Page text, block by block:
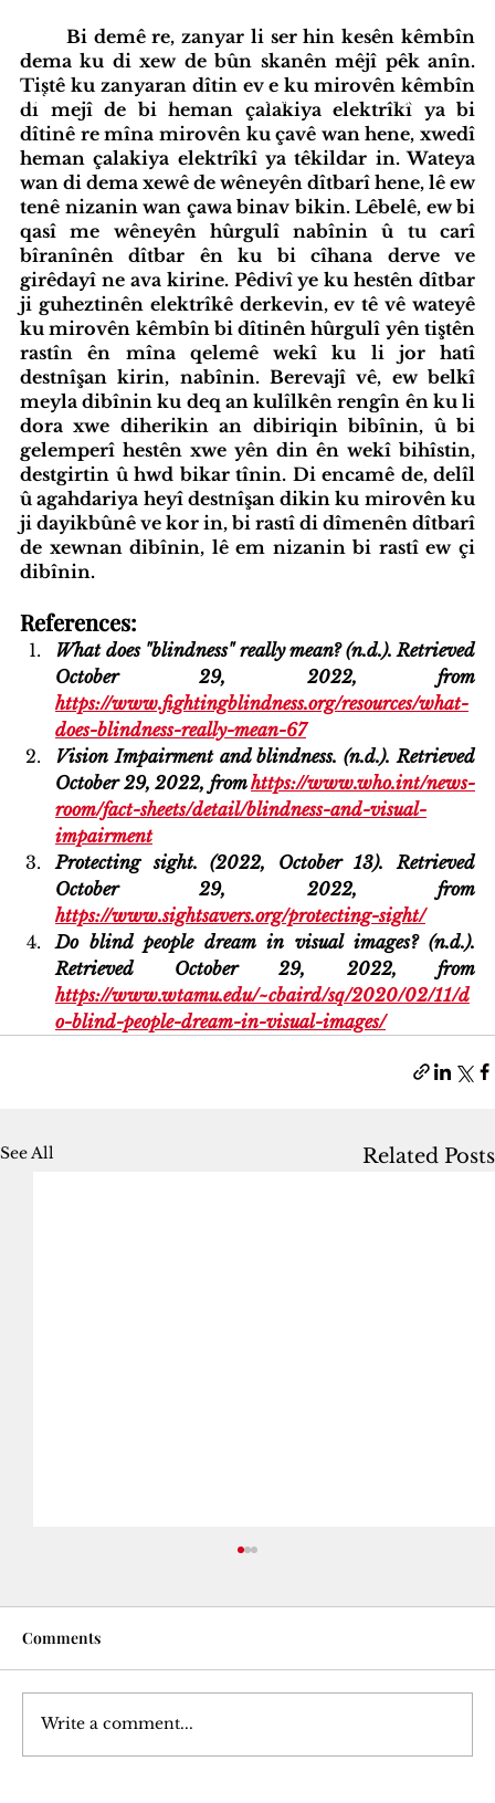
Bi demê re, zanyar li ser hin kesên kêmbîn
dema ku di xew de bûn skanên mêjî pêk anîn.
Tiştê ku zanyaran dîtin ev e ku mirovên kêmbîn
di mejî de bi heman çalakiya elektrîkî ya bi
dîtinê re mîna mirovên ku çavê wan hene, xwedî
heman çalakiya elektrîkî ya têkildar in. Wateya
wan di dema xewê de wêneyên dîtbarî hene, lê ew
tenê nizanin wan çawa binav bikin. Lêbelê, ew bi
qasî me wêneyên hûrgulî nabînin û tu carî
bîranînên dîtbar ên ku bi cîhana derve ve
girêdayî ne ava kirine. Pêdivî ye ku hestên dîtbar
ji guheztinên elektrîkê derkevin, ev tê vê wateyê
ku mirovên kêmbîn bi dîtinên hûrgulî yên tiştên
rastîn ên mîna qelemê wekî ku li jor hatî
destnîşan kirin, nabînin. Berevajî vê, ew belkî
meyla dibînin ku deq an kulîlkên rengîn ên ku li
dora xwe diherikin an dibiriqin bibînin, û bi
gelemperî hestên xwe yên din ên wekî bihîstin,
destgirtin û hwd bikar tînin. Di encamê de, delîl
û agahdariya heyî destnîşan dikin ku mirovên ku
ji dayikbûnê ve kor in, bi rastî di dîmenên dîtbarî
de xewnan dibînin, lê em nizanin bi rastî ew çi
dibînin.
References:
What does "blindness" really mean? (n.d.). Retrieved
https://www.fightingblindness.org/resources/what-
does-blindness-really-mean-67
Vision Impairment and blindness. (n.d.). Retrieved
October 29, 2022, from https://www.who.int/news-
room/fact-sheets/detail/blindness-and-visual-
impairment
Protecting sight. (2022, October 13). Retrieved
https://www.sightsavers.org/protecting-sight/
Do blind people dream in visual images? (n.d.).
https://www.wtamu.edu/~cbaird/sq/2020/02/11/d
o-blind-people-dream-in-visual-images/
Related Posts
See All
Comments
Write a comment...
Hub Standardên Weşanê Tevlî bibin